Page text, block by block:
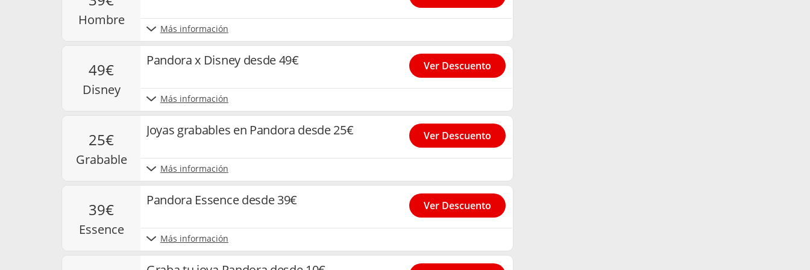
hombre
Más información
49€
disney
Pandora x Disney desde 49€
Más información
Ver Descuento
25€
grabable
Joyas grabables en Pandora desde 25€
Más información
Ver Descuento
39€
essence
Pandora Essence desde 39€
Más información
Ver Descuento